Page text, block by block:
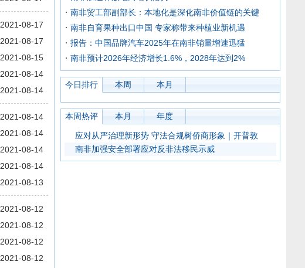
2021-08-17
2021-08-17
2021-08-15
2021-08-14
2021-08-14
2021-08-14
2021-08-14
2021-08-14
2021-08-14
2021-08-13
2021-08-12
2021-08-12
2021-08-12
2021-08-12
南非贸工部副部长：本地化是深化南非价值链的关键
南非自育果种出口中国 专家称带来种植业新机遇
报告：中国品牌汽车2025年在南非销量增速迅猛
南非预计2026年经济增长1.6%，2028年达到2%
今日排行 本周 本月
本周热评 本月 年度
应对从严治理新形势 守法合规树侨商形象｜开普敦
南非加强安全部署应对反非法移民示威